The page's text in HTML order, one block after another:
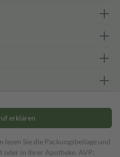
erklären
Sie die Packungsbeilage und
oder in Ihrer Apotheke. AVP: